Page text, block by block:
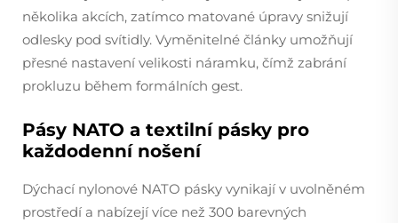
několika akcích, zatímco matované úpravy snižují
odlesky pod svítidly. Vyměnitelné články umožňují
přesné nastavení velikosti náramku, čímž zabrání
prokluzu během formálních gest.
Pásy NATO a textilní pásky pro
každodenní nošení
Dýchací nylonové NATO pásky vynikají v uvolněném
prostředí a nabízejí více než 300 barevných